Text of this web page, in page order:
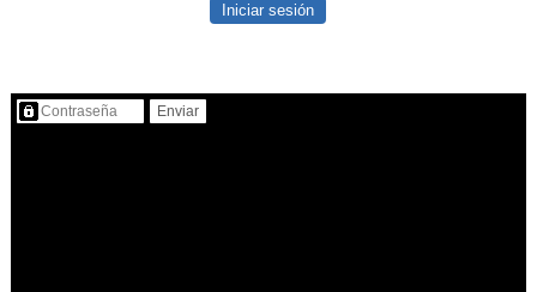
Iniciar sesión
Contenido protegido…